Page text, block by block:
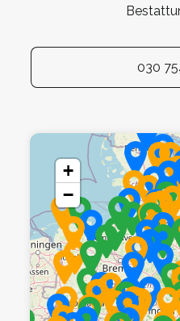
030
+
−